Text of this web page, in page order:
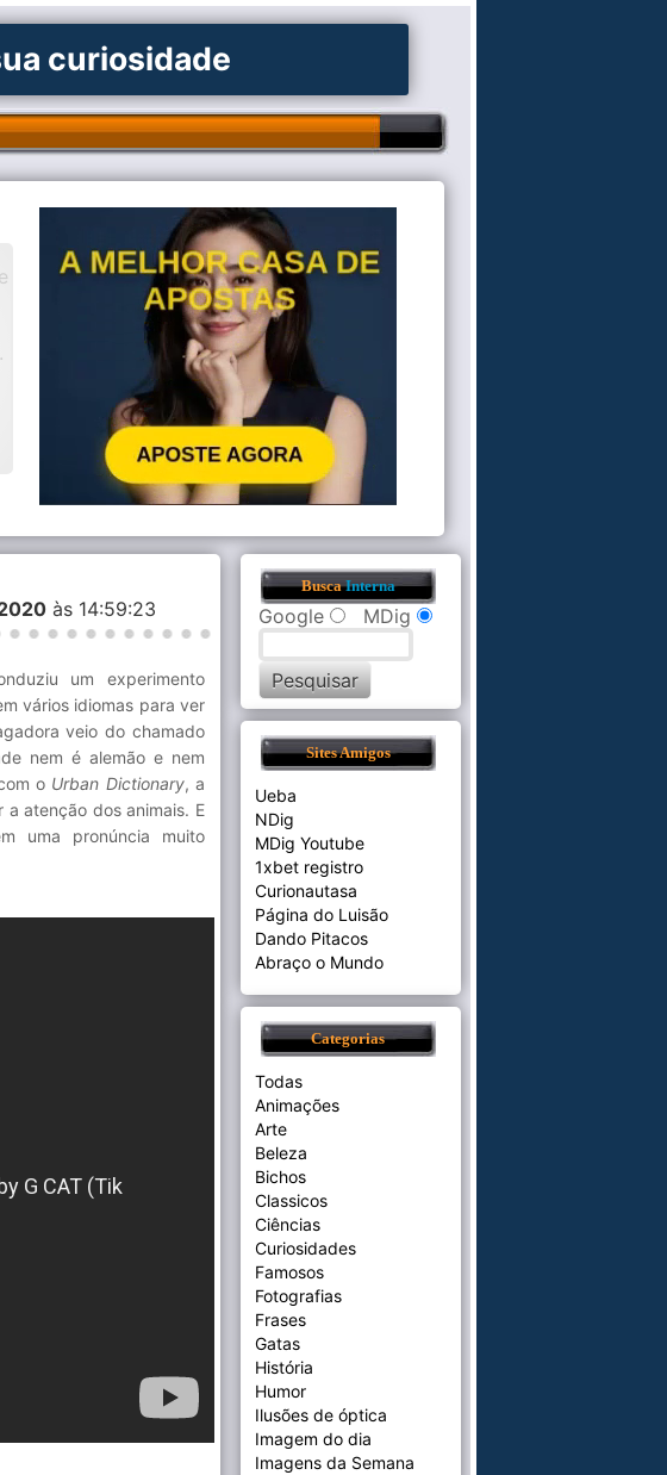
curiosidade
.
às 14:59:23
um experimento
vários idiomas para ver
veio do chamado
nem é alemão e nem
o Urban Dictionary, a
atenção dos animais. E
uma pronúncia muito
BuscaInterna
Google MDig
Sites Amigos
Ueba
NDig
MDig Youtube
1xbet registro
Curionautasa
Página do Luisão
Dando Pitacos
Abraço o Mundo
Categorias
Todas
Animações
Arte
Beleza
Bichos
Classicos
Ciências
Curiosidades
Famosos
Fotografias
Frases
Gatas
História
Humor
Ilusões de óptica
Imagem do dia
Imagens da Semana